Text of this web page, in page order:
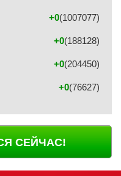
(1007077)
+0
(188128)
+0
(204450)
+0
(76627)
+0
СЕЙЧАС!